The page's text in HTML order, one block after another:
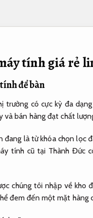
tính giá rẻ
để bàn
trường có cực kỳ đa
và bán hàng đạt chất
đang là từ khóa chọn
tính cũ tại Thành Đức
chúng tôi nhập về kho
đem đến một mặt hàng